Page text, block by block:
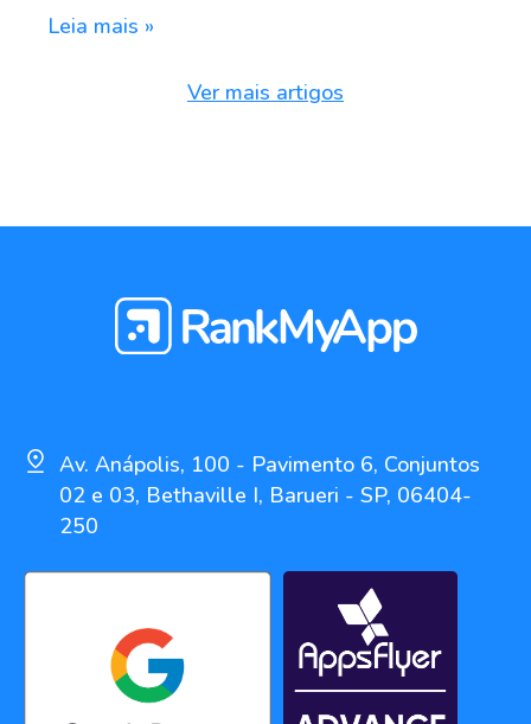
Leia mais »
Ver mais artigos
Av. Anápolis, 100 - Pavimento 6, Conjuntos
02 e 03, Bethaville I, Barueri - SP, 06404-
250